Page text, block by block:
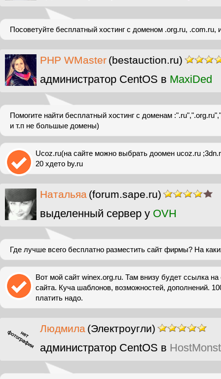
Посоветуйте бесплатный хостинг с доменом .org.ru, .com.ru,
PHP WMaster (bestauction.ru)
администратор CentOS в MaxiDed
Помогите найти бесплатный хостинг с доменам
и т.п не большые домены)
Ucoz.ru(на сайте можно выбрать доомен ucoz.ru
20 хдето by.ru
Натальяа (forum.sape.ru)
выделенный сервер у OVH
Где лучше всего бесплатно разместить сайт фирмы? На
Вот мой сайт winex.org.ru. Там внизу будет ссылка на
сайта. Куча шаблонов, возможностей, дополнений.
платить надо.
Людмила (Электроугли)
администратор CentOS в